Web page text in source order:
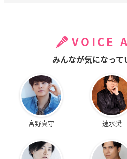
VOICE
みんなが気になって
宮野真守 速水奨